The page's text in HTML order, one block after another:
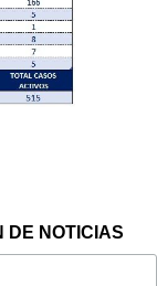
DE NOTICIAS